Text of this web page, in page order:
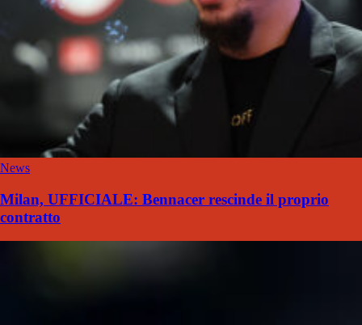
News
Milan, UFFICIALE: Bennacer rescinde il proprio
contratto